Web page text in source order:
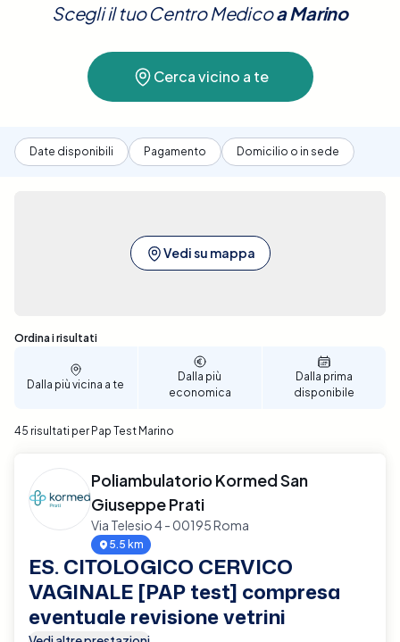
anomalie.
preferisci.Prenota ora per un controllo preventivo
Scegli il tuo Centro MedicoaMarino
Cerca vicino a te
Date disponibili Pagamento Domicilio o in sede
Vedi su mappa
Sono stati trovati 45 risultati
Ordina i risultati
Dalla più vicina a te
Dalla più
economica
Dalla prima
disponibile
45 risultati per Pap Test Marino
Poliambulatorio Kormed San
Giuseppe Prati
Via Telesio 4 - 00195 Roma
5.5 km
ES. CITOLOGICO CERVICO
VAGINALE [PAP test] compresa
eventuale revisione vetrini